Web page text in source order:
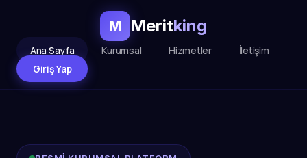
M Meritking
Ana Sayfa Kurumsal Hizmetler
İletişim
Giriş Yap